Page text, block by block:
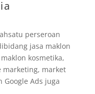
perseroan
jasa maklon
kosmetika,
marketing, market
Google Ads juga